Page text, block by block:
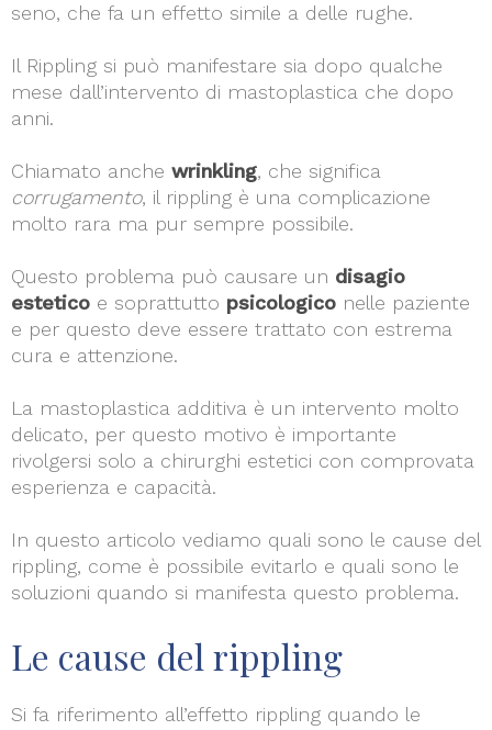
seno, che fa un effetto simile a delle rughe.
Il Rippling si può manifestare sia dopo qualche
mese dall’intervento di mastoplastica che dopo
anni.
Chiamato anche wrinkling, che significa
corrugamento, il rippling è una complicazione
molto rara ma pur sempre possibile.
Questo problema può causare un disagio
estetico e soprattutto psicologico nelle paziente
e per questo deve essere trattato con estrema
cura e attenzione.
La mastoplastica additiva è un intervento molto
delicato, per questo motivo è importante
rivolgersi solo a chirurghi estetici con comprovata
esperienza e capacità.
In questo articolo vediamo quali sono le cause del
rippling, come è possibile evitarlo e quali sono le
soluzioni quando si manifesta questo problema.
Le cause del rippling
Si fa riferimento all’effetto rippling quando le